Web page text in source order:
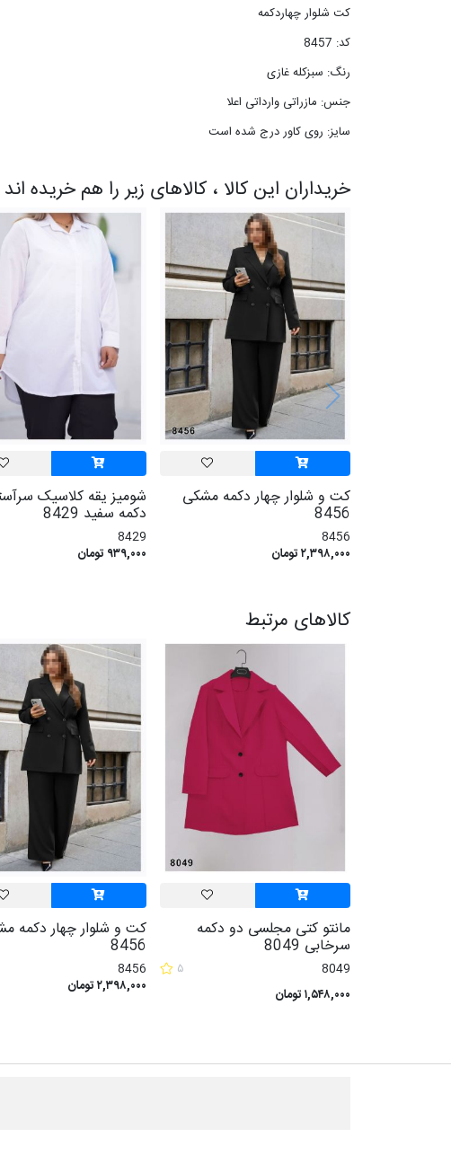
کت شلوار چهاردکمه
کد: 8457
رنگ: سبزکله غازی
جنس: مازراتی وارداتی اعلا
سایز: روی کاور درج شده است
خریداران این کالا ، کالاهای زیر را هم خریده اند
کت و شلوار چهار دکمه مشکی
8456
8456
۲,۳۹۸,۰۰۰ تومان
شومیز یقه کلاسیک
دکمه سفید 8429
8429
۹۳۹,۰۰۰ تومان
کالاهای مرتبط
مانتو کتی مجلسی دو دکمه
سرخابی 8049
8049
۵
۱,۵۴۸,۰۰۰ تومان
کت و شلوار چهار دکمه
8456
8456
۲,۳۹۸,۰۰۰ تومان